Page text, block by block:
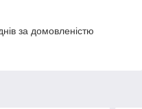
за домовленістю